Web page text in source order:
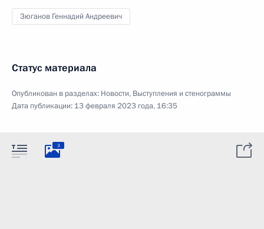
Зюганов Геннадий Андреевич
Статус материала
Опубликован в разделах: Новости, Выступления и стенограммы
Дата публикации: 13 февраля 2023 года, 16:35
3